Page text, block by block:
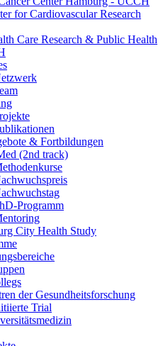
for Cardiovascular Research
Care Research & Public Health
& Fortbildungen
(2nd track)
Programm
City Health Study
der Gesundheitsforschung
Trial